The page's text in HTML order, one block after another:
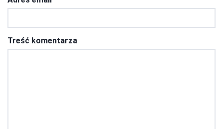
Treść komentarza